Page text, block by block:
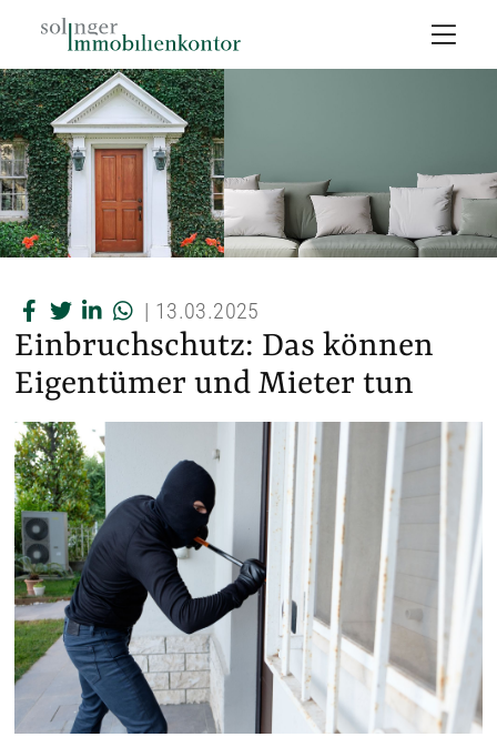
| 13.03.2025
Einbruchschutz: Das können
Eigentümer und Mieter tun